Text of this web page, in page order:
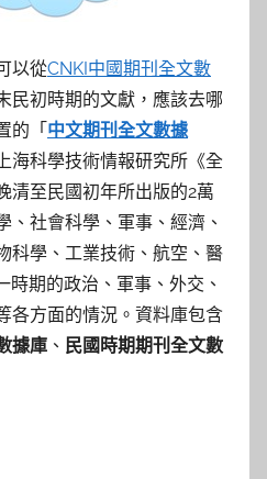
以從CNKI中國期刊全文數
民初時期的文獻，應該去哪
的「 中文期刊全文數據
海科學技術情報研究所《全
清至民國初年所出版的2萬
、社會科學、軍事、經濟、
科學、工業技術、航空、醫
時期的政治、軍事、外交、
各方面的情況。資料庫包含
據庫 、 民國時期期刊全文數